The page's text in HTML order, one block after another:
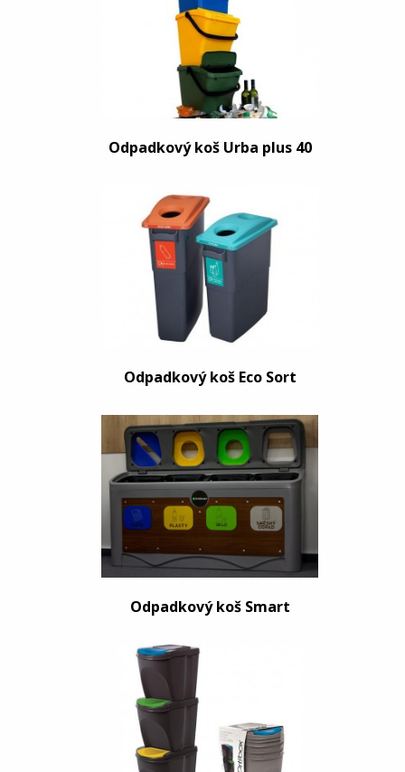
Odpadkový koš Urba plus 40
Odpadkový koš Eco Sort
Odpadkový koš Smart